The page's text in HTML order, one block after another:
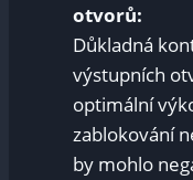
otvorů:
Důkladná
výstupních
optimální
zablokování
by mohlo